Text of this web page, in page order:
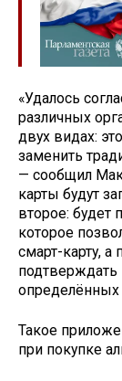
«Удалось
различных
двух видах:
заменить
— сообщил
карты будут
второе: будет
которое
смарт-карту, а
определённых
Такое
при покупке